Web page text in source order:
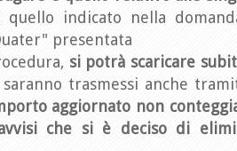
indicato nella
Quater" presentata
si potrà scaricare
saranno trasmessi anche
aggiornato non
che si è deciso di